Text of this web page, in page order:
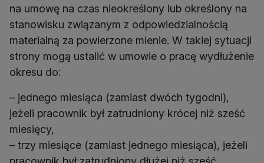
na umowę na czas nieokreślony lub określony na
stanowisku związanym z odpowiedzialnością
materialną za powierzone mienie. W takiej sytuacji
strony mogą ustalić w umowie o pracę wydłużenie
okresu do:
– jednego miesiąca (zamiast dwóch tygodni),
jeżeli pracownik był zatrudniony krócej niż sześć
miesięcy,
– trzy miesiące (zamiast jednego miesiąca), jeżeli